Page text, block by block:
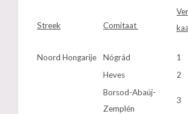
Streek Comitaat
Noord Hongarije Nógrád
1
Heves
2
Borsod-Abaúj-
Zemplén
3